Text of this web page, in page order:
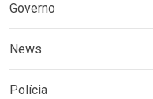
Governo
News
Polícia